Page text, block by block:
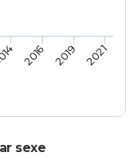
2016 2019 2021
sexe